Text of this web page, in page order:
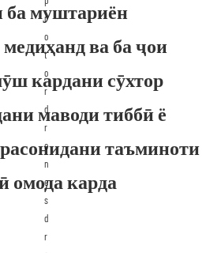
ба муштариён
ва ба ҷои
кардани сӯхтор
маводи тиббӣ ё
таъминоти
омода карда